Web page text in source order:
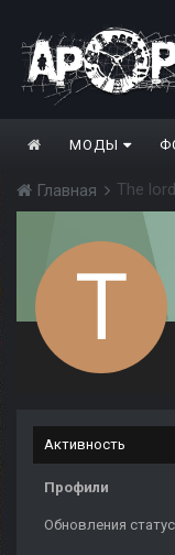
МОДЫ
Главная The lord
Активность
Профили
Обновления